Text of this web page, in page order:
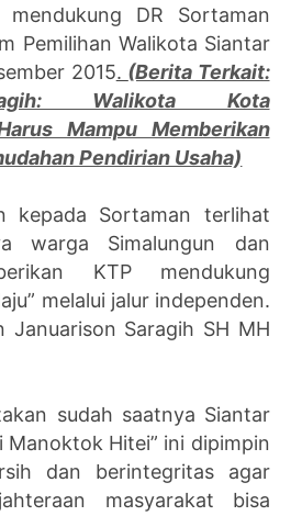
mendukung DR Sortaman
Pemilihan Walikota Siantar
2015. (Berita Terkait:
Walikota Kota
Mampu Memberikan
Pendirian Usaha)
kepada Sortaman terlihat
warga Simalungun dan
KTP mendukung
melalui jalur independen.
Januarison Saragih SH MH
sudah saatnya Siantar
Manoktok Hitei” ini dipimpin
dan berintegritas agar
masyarakat bisa